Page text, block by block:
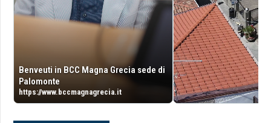
Benveuti in BCC Magna Grecia sede di
Palomonte
https://www.bccmagnagrecia.it